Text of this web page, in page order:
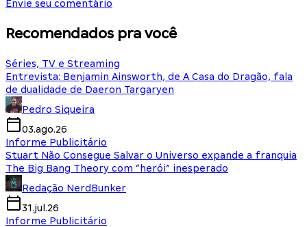
Envie seu comentário
Recomendados pra você
Séries, TV e Streaming
Entrevista: Benjamin Ainsworth, de A Casa do Dragão, fala
de dualidade de Daeron Targaryen
Pedro Siqueira
03.ago.26
Informe Publicitário
Stuart Não Consegue Salvar o Universo expande a franquia
The Big Bang Theory com “herói” inesperado
Redação NerdBunker
31.jul.26
Informe Publicitário